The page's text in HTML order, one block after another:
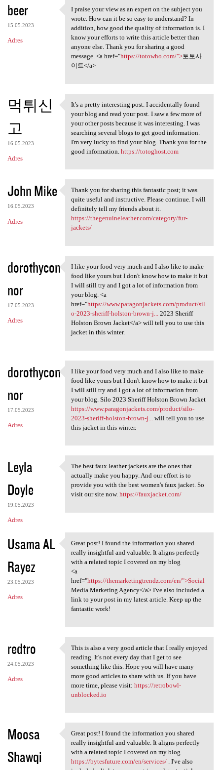
beer
15.05.2023
Adres
I praise your view as an
I praise your view as an expert on the subject you
wrote. How can it be so easy to understand? In
addition, how good the quality of information is. I
know your efforts to write this article better than
anyone else. Thank you for sharing a good
message. <a href="https://totowho.com/">토토사
이트</a>
먹튀신
고
16.05.2023
Adres
It's a pretty interesting
It's a pretty interesting post. I accidentally found
your blog and read your post. I saw a few more of
your other posts because it was interesting. I was
searching several blogs to get good information.
I'm very lucky to find your blog. Thank you for the
good information. https://totoghost.com
John Mike
16.05.2023
Adres
Thank you for sharing this
Thank you for sharing this fantastic post; it was
quite useful and instructive. Please continue. I will
definitely tell my friends about it.
https://thegenuineleather.com/category/fur-
jackets/
dorothycon
nor
17.05.2023
Adres
I like your food very much
I like your food very much and I also like to make
food like yours but I don't know how to make it but
I will still try and I got a lot of information from
your blog. <a
href="https://www.paragonjackets.com/product/sil
o-2023-sheriff-holston-brown-j...2023 Sheriff
Holston Brown Jacket</a> will tell you to use this
jacket in this winter.
dorothycon
nor
17.05.2023
Adres
I like your food very much
I like your food very much and I also like to make
food like yours but I don't know how to make it but
I will still try and I got a lot of information from
your blog. Silo 2023 Sheriff Holston Brown Jacket
https://www.paragonjackets.com/product/silo-
2023-sheriff-holston-brown-j...
will tell you to use
this jacket in this winter.
Leyla
Doyle
19.05.2023
Adres
The best faux leather jackets
The best faux leather jackets are the ones that
actually make you happy. And our effort is to
provide you with the best women's faux jacket. So
visit our site now. https://fauxjacket.com/
Usama AL
Rayez
23.05.2023
Adres
Great post! I found the
Great post! I found the information you shared
really insightful and valuable. It aligns perfectly
with a related topic I covered on my blog
<a
href="https://themarketingtrendz.com/en/">Social
Media Marketing Agency</a> I've also included a
link to your post in my latest article. Keep up the
fantastic work!
redtro
24.05.2023
Adres
This is also a very good
This is also a very good article that I really enjoyed
reading. It's not every day that I get to see
something like this. Hope you will have many
more good articles to share with us. If you have
more time, please visit: https://retrobowl-
unblocked.io
Moosa
Shawqi
Great post! I found the
Great post! I found the information you shared
really insightful and valuable. It aligns perfectly
with a related topic I covered on my blog
https://bytesfuture.com/en/services/. I've also